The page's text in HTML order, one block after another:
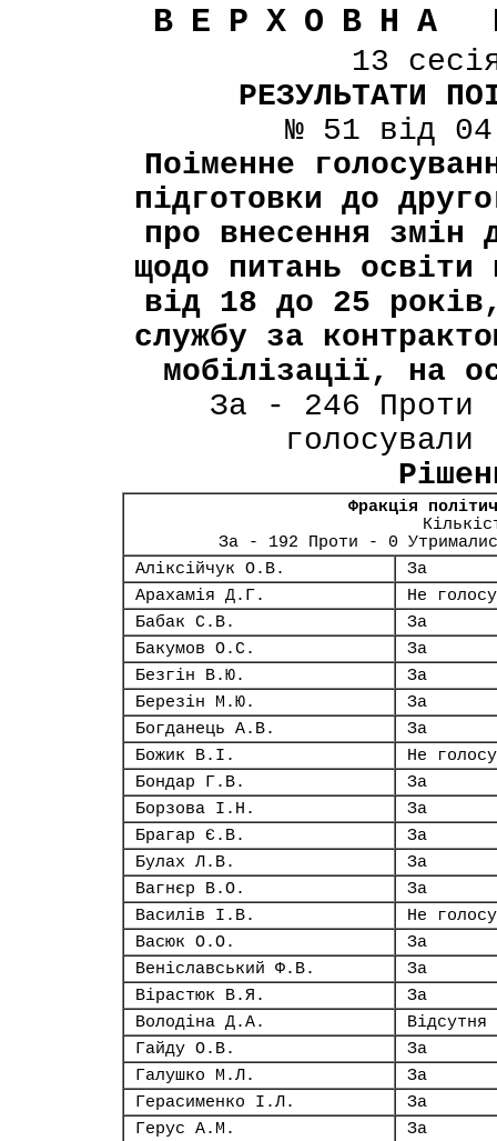
ВЕРХОВНА
13
РЕЗУЛЬТАТИ
№ 51 від
Поіменне
підготовки до
про внесення змін
щодо питань освіти
від 18 до 25
службу за
мобілізації, на
За - 246 Проти
Фракція
За - 192 Проти - 0
Аліксійчук О.В.
За
Арахамія Д.Г.
Не
Бабак С.В.
За
Бакумов О.С.
За
Безгін В.Ю.
За
Березін М.Ю.
За
Богданець А.В.
За
Божик В.І.
Не
Бондар Г.В.
За
Борзова І.Н.
За
Брагар Є.В.
За
Булах Л.В.
За
Вагнєр В.О.
За
Василів І.В.
Не
Васюк О.О.
За
Веніславський Ф.В.
За
Вірастюк В.Я.
За
Володіна Д.А.
Відсутня
Гайду О.В.
За
Галушко М.Л.
За
Герасименко І.Л.
За
Герус А.М.
За